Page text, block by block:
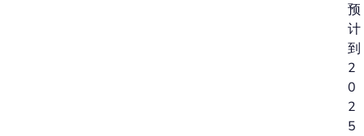
预
计
到
2
0
2
5